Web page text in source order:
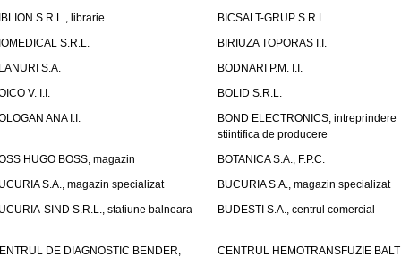
S.R.L., librarie
BICSALT-GRUP S.R.L.
S.R.L.
BIRIUZA TOPORAS I.I.
S.A.
BODNARI P.M. I.I.
V. I.I.
BOLID S.R.L.
ANA I.I.
BOND ELECTRONICS, intreprindere
stiintifica de producere
HUGO BOSS, magazin
BOTANICA S.A., F.P.C.
S.A., magazin specializat
BUCURIA S.A., magazin specializat
SIND S.R.L., statiune balneara
BUDESTI S.A., centrul comercial
DE DIAGNOSTIC BENDER,
CENTRUL HEMOTRANSFUZIE